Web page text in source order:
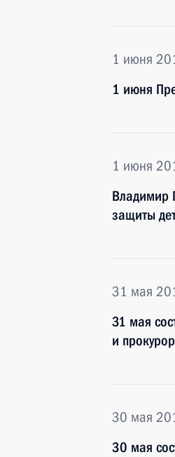
1 июня
1 июня
1 июня
Владимир
защиты
31 мая
31 мая
и
30 мая
30 мая